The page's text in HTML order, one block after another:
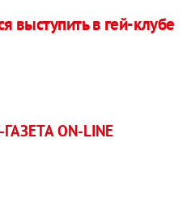
выступить в гей-клубе
ON-LINE